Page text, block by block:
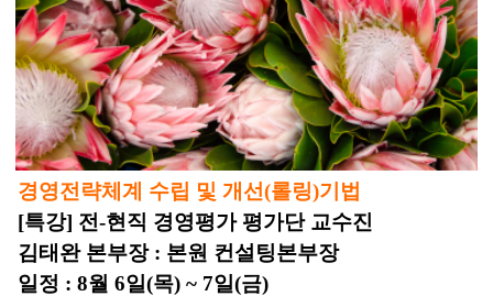
경영전략체계 수립 및 개선(롤링)기법
[특강] 전-현직 경영평가 평가단 교수진
김태완 본부장 : 본원 컨설팅본부장
일정 : 8월 6일(목) ~ 7일(금)